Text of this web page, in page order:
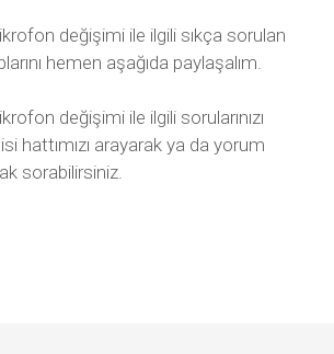
değişimi ile ilgili sıkça sorulan
hemen aşağıda paylaşalım.
değişimi ile ilgili sorularınızı
hattımızı arayarak ya da yorum
sorabilirsiniz.